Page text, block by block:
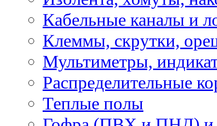
Кабельные каналы и
Клеммы, скрутки,
Мультиметры,
Распределительные
Теплые полы